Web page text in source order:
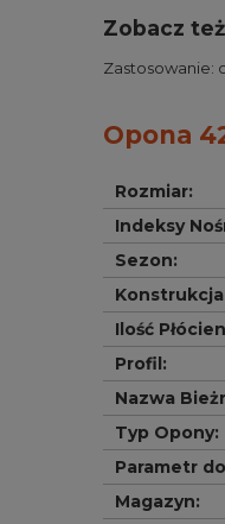
Zobacz też
Zastosowanie:
Opona
Rozmiar:
Indeksy
Sezon:
Ilość Płócien
Profil:
Nazwa
Typ Opony:
Parametr
Magazyn: